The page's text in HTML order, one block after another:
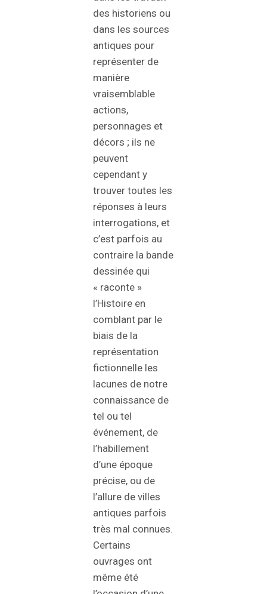
des historiens ou
dans les sources
antiques pour
représenter de
manière
vraisemblable
actions,
personnages et
décors ; ils ne
peuvent
cependant y
trouver toutes les
réponses à leurs
interrogations, et
c’est parfois au
contraire la bande
dessinée qui
« raconte »
l’Histoire en
comblant par le
biais de la
représentation
fictionnelle les
lacunes de notre
connaissance de
tel ou tel
événement, de
l’habillement
d’une époque
précise, ou de
l’allure de villes
antiques parfois
très mal connues.
Certains
ouvrages ont
même été